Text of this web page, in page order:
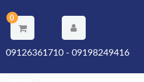
0
09198249416 - 09126361710